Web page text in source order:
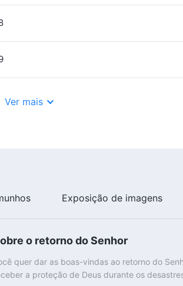
Ver mais
Exposição de imagens
o retorno do Senhor
quer dar as boas-vindas ao retorno do
a proteção de Deus durante os